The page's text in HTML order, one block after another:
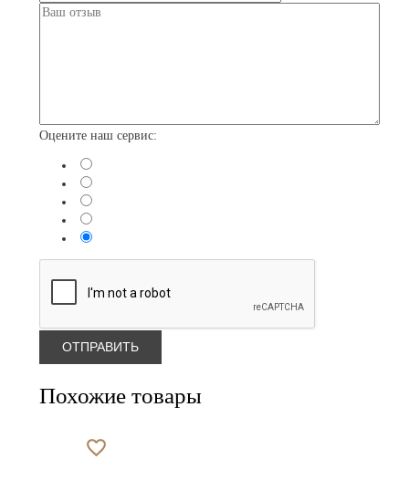
Оцените наш сервис:
Похожие товары